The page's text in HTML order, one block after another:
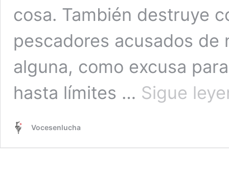
cosa. También destruye
pescadores acusados
alguna, como excusa
hasta límites … Sigue
Vocesenlucha